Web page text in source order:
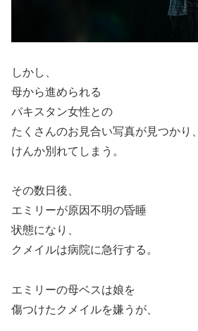
しかし、
母から進められる
パキスタン女性との
たくさんのお見合い写真が見つかり、
けんか別れてしまう。
その数日後、
エミリーが原因不明の昏睡
状態になり、
クメイルは病院に急行する。
エミリーの母ベスは娘を
傷つけたクメイルを嫌うが、